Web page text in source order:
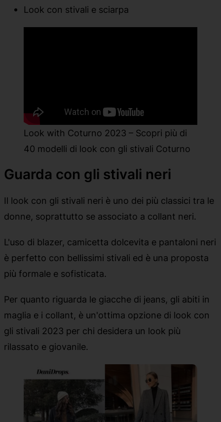
Look con stivali e sciarpa
Look with Coturno 2023 – Scopri più di
40 modelli di look con gli stivali Coturno
Guarda con gli stivali neri
Il look con gli stivali neri è uno dei più classici tra le
donne, soprattutto se associato a collant neri.
L'uso di blazer, camicetta dolcevita e pantaloni neri
è perfetto con bellissimi stivali ed è una proposta
più formale e sofisticata.
Per quanto riguarda le giacche di jeans, gli abiti in
maglia e i collant, è un'ottima opzione di look con
gli stivali 2023 per chi desidera un look più
rilassato e giovanile.